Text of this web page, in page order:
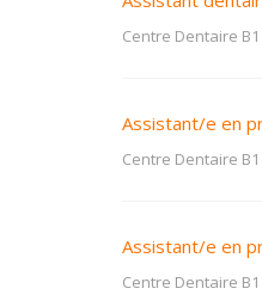
Centre Dentaire B1
Assistant/e en
Centre Dentaire B1
Assistant/e en
Centre Dentaire B1